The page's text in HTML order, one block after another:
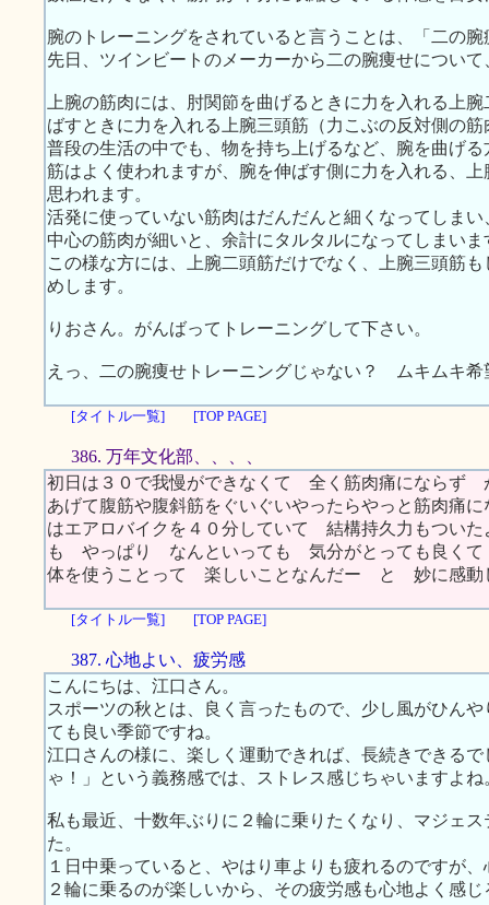
腕のトレーニングをされていると言うことは、「二の
先日、ツインビートのメーカーから二の腕痩せについ
上腕の筋肉には、肘関節を曲げるときに力を入れる上
ばすときに力を入れる上腕三頭筋（力こぶの反対側の
普段の生活の中でも、物を持ち上げるなど、腕を曲げ
筋はよく使われますが、腕を伸ばす側に力を入れる、
思われます。
活発に使っていない筋肉はだんだんと細くなってしま
中心の筋肉が細いと、余計にタルタルになってしまいま
この様な方には、上腕二頭筋だけでなく、上腕三頭筋
めします。
りおさん。がんばってトレーニングして下さい。
えっ、二の腕痩せトレーニングじゃない？ ムキムキ
[タイトル一覧] [TOP PAGE]
386. 万年文化部、、、、
初日は３０で我慢ができなくて 全く筋肉痛にならず
あげて腹筋や腹斜筋をぐいぐいやったらやっと筋肉
はエアロバイクを４０分していて 結構持久力もつい
も やっぱり なんといっても 気分がとっても良くて
体を使うことって 楽しいことなんだー と 妙に感
[タイトル一覧] [TOP PAGE]
387. 心地よい、疲労感
こんにちは、江口さん。
スポーツの秋とは、良く言ったもので、少し風がひん
ても良い季節ですね。
江口さんの様に、楽しく運動できれば、長続きできる
ゃ！」という義務感では、ストレス感じちゃいますよね
私も最近、十数年ぶりに２輪に乗りたくなり、マジェ
た。
１日中乗っていると、やはり車よりも疲れるのですが
２輪に乗るのが楽しいから、その疲労感も心地よく感